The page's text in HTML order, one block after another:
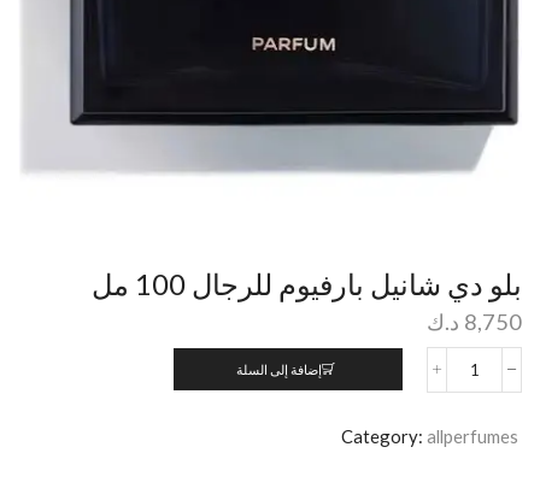
بلو دي شانيل بارفيوم للرجال 100 مل
8,750 د.ك
إضافة إلى السلة
Category: allperfumes